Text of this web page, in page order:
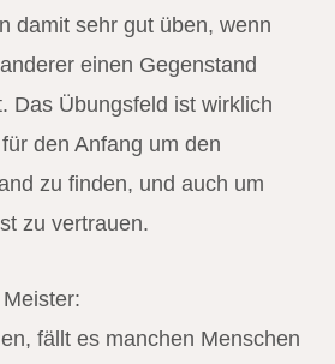
damit sehr gut üben, wenn
einen Gegenstand
Das Übungsfeld ist wirklich
den Anfang um den
zu finden, und auch um
zu vertrauen.
fällt es manchen Menschen